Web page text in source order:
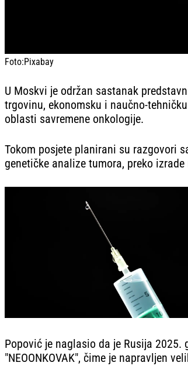
Foto:Pixabay
U Moskvi je održan sastanak
trgovinu, ekonomsku i naučno-
oblasti savremene onkologije.
Tokom posjete planirani su razgovori
genetičke analize tumora, preko
Popović je naglasio da je Rusija
"NEOONKOVAK", čime je napravljen